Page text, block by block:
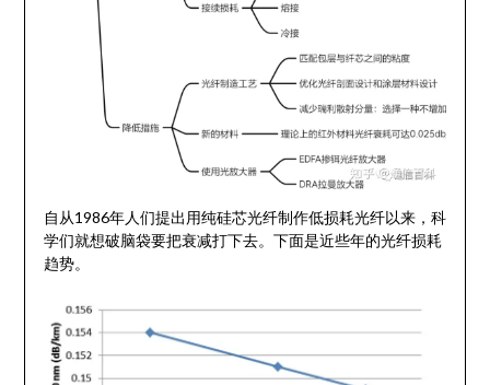
自从1986年人们提出用纯硅芯光纤制作低损耗光纤以来，科
学们就想破脑袋要把衰减打下去。下面是近些年的光纤损耗
趋势。